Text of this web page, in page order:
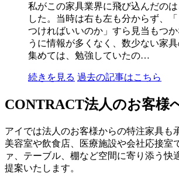
私がこの家具業界に飛び込んだの
した。当時は右も左も分からず、
つければいいのか」すら見当もつ
うに情報が多くなく、数少ない家
集めては、勉強していたの…
続きを見る 過去の記事はこちら
CONTRACT法人のお客様
アイでは法人のお客様からの特注家具も
美容室や飲食店、医療施設や会社応接室
ァ、テーブル、棚など空間に寄り添う快
提案いたします。